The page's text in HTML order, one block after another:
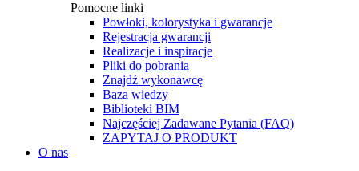
Pomocne linki
Powłoki, kolorystyka i gwarancje
Rejestracja gwarancji
Realizacje i inspiracje
Pliki do pobrania
Znajdź wykonawcę
Baza wiedzy
Biblioteki BIM
Najczęściej Zadawane Pytania (FAQ)
ZAPYTAJ O PRODUKT
O nas